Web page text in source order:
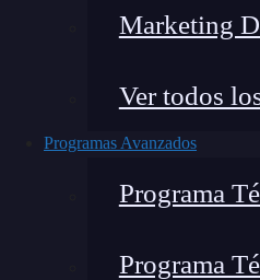
Marketing
Ver todos
Programas Avanzados
Programa
Programa